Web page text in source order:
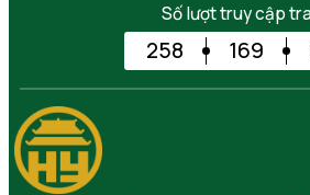
Số lượt truy cập
258 169